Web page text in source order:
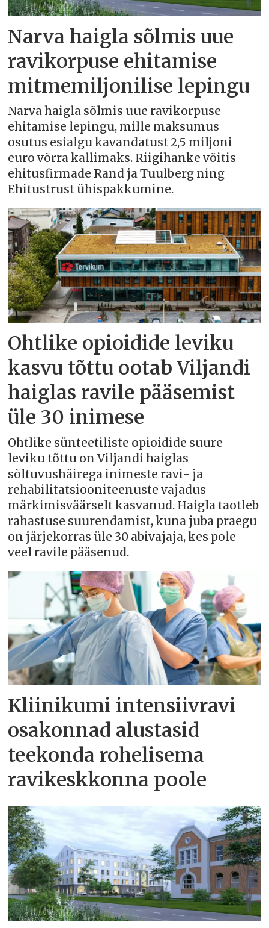
Narva haigla sõlmis uue
ravikorpuse ehitamise
mitmemiljonilise lepingu
Narva haigla sõlmis uue ravikorpuse
ehitamise lepingu, mille maksumus
osutus esialgu kavandatust 2,5 miljoni
euro võrra kallimaks. Riigihanke võitis
ehitusfirmade Rand ja Tuulberg ning
Ehitustrust ühispakkumine.
Ohtlike opioidide leviku
kasvu tõttu ootab Viljandi
haiglas ravile pääsemist
üle 30 inimese
Ohtlike sünteetiliste opioidide suure
leviku tõttu on Viljandi haiglas
sõltuvushäirega inimeste ravi- ja
rehabilitatsiooniteenuste vajadus
märkimisväärselt kasvanud. Haigla taotleb
rahastuse suurendamist, kuna juba praegu
on järjekorras üle 30 abivajaja, kes pole
veel ravile pääsenud.
Kliinikumi intensiivravi
osakonnad alustasid
teekonda rohelisema
ravikeskkonna poole